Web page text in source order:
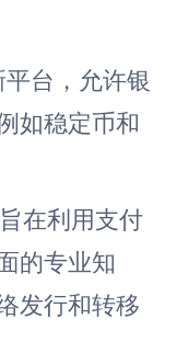
平台，允许银
如稳定币和
在利用支付
的专业知
发行和转移